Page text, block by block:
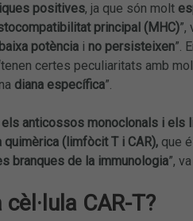
positives, ja que són molt
principal (MHC)”,
baixa potènciai no persisteixen”.
certes peculiaritats amb
diana específica”.
els anticossos monoclonals i els
quimèrica (limfòcit T i CAR), que
branques de la immunologia”,
CAR-T?